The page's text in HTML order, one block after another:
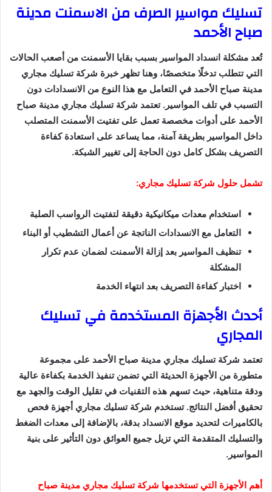
تسليك مواسير الصرف من الاسمنت مدينة
صباح الأحمد
تُعد مشكلة انسداد المواسير بسبب بقايا الأسمنت من أصعب الحالات
التي تتطلب تدخلًا متخصصًا، وهنا تظهر خبرة شركة تسليك مجاري
مدينة صباح الأحمد في التعامل مع هذا النوع من الانسدادات دون
التسبب في تلف المواسير. تعتمد شركة تسليك مجاري مدينة صباح
الأحمد على أدوات مخصصة تعمل على تفتيت الأسمنت المتصلب
داخل المواسير بطريقة آمنة، مما يساعد على استعادة كفاءة
التصريف بشكل كامل دون الحاجة إلى تغيير الشبكة.
تشمل حلول شركة تسليك مجاري:
استخدام معدات ميكانيكية دقيقة لتفتيت الرواسب الصلبة
التعامل مع الانسدادات الناتجة عن أعمال التشطيب أو البناء
تنظيف المواسير بعد إزالة الأسمنت لضمان عدم تكرار
المشكلة
اختبار كفاءة التصريف بعد انتهاء الخدمة
أحدث الأجهزة المستخدمة في تسليك
المجاري
تعتمد شركة تسليك مجاري مدينة صباح الأحمد على مجموعة
متطورة من الأجهزة الحديثة التي تضمن تنفيذ الخدمة بكفاءة عالية
ودقة متناهية، حيث تسهم هذه التقنيات في تقليل الوقت والجهد مع
تحقيق أفضل النتائج. تستخدم شركة تسليك مجاري أجهزة فحص
بالكاميرات لتحديد موقع الانسداد بدقة، بالإضافة إلى معدات الضغط
والتسليك المتقدمة التي تزيل جميع العوائق دون التأثير على بنية
المواسير.
أهم الأجهزة التي تستخدمها شركة تسليك مجاري مدينة صباح